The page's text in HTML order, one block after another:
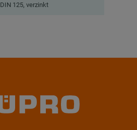
DIN 125, verzinkt